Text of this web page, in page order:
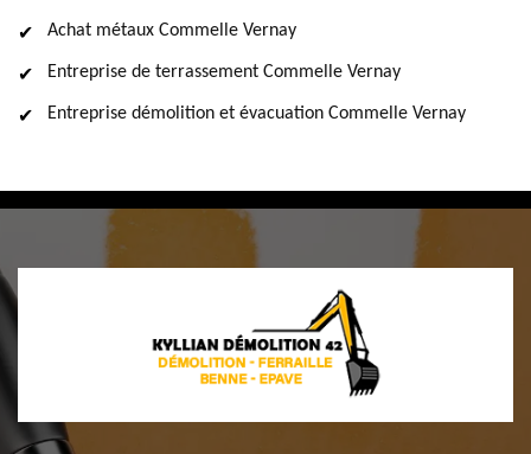
Achat métaux Commelle Vernay
Entreprise de terrassement Commelle Vernay
Entreprise démolition et évacuation Commelle Vernay